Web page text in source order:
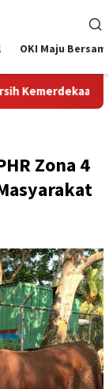
OKI Maju
Sambut HUT
Zona 4